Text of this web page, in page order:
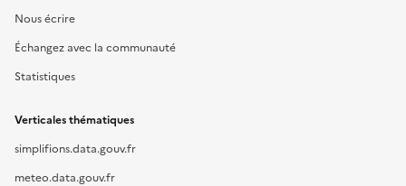
Nous écrire
Échangez avec la communauté
Statistiques
Verticales thématiques
simplifions.data.gouv.fr
meteo.data.gouv.fr